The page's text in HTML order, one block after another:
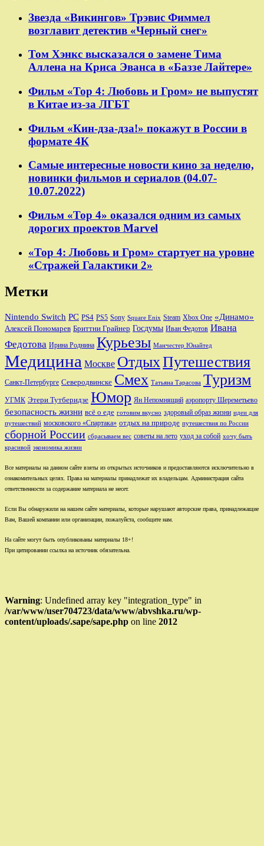
Звезда «Викингов» Трэвис Фиммел
возглавит детектив «Черный снег»
Том Хэнкс высказался о замене Тима
Аллена на Криса Эванса в «Баззе Лайтере»
Фильм «Тор 4: Любовь и Гром» не выпустят
в Китае из-за ЛГБТ
Фильм «Кин-дза-дза!» покажут в России в
формате 4К
Самые интересные новости кино за неделю,
новинки фильмов и сериалов (04.07-
10.07.2022)
Фильм «Тор 4» оказался одним из самых
дорогих проектов Marvel
«Тор 4: Любовь и Гром» стартует на уровне
«Стражей Галактики 2»
Метки
Nintendo Switch PC PS4 PS5 Sony Square Enix Steam Xbox One «Динамо»
Алексей Пономарев Бриттни Грайнер Госдумы Иван Федотов Ивана
Федотова Ирина Роднина Курьезы Манчестер Юнайтед
Медицина Москве ОтдыхПутешествия
Санкт-Петербурге Северодвинске Смех Татьяна Тарасова Туризм
УГМК Этери Тутберидзе Юмор Ян Непомнящий аэропорту Шереметьево
безопасность жизни всё о еде готовим вкусно здоровый образ жизни идеи для
путешествий московского «Спартака» отдых на природе путешествия по России
сборной России сбрасываем вес советы на лето уход за собой хочу быть
красивой экономика жизни
Все материалы на данном сайте взяты из открытых источников и предоставляются исключительно в
ознакомительных целях. Права на материалы принадлежат их владельцам. Администрация сайта
ответственности за содержание материала не несет.
Если Вы обнаружили на нашем сайте материалы, которые нарушают авторские права, принадлежащие
Вам, Вашей компании или организации, пожалуйста, сообщите нам.
На сайте могут быть опубликованы материалы 18+!
При цитировании ссылка на источник обязательна.
Warning: Undefined array key "integration_type" in
/var/www/user704723/data/www/abvshka.ru/wp-
content/uploads/.sape/sape.php on line 2012